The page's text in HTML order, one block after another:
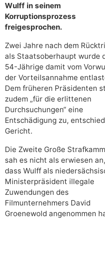
Wulff in seinem
Korruptionsprozess
freigesprochen.
Zwei Jahre nach dem
als Staatsoberhaupt wurde
54-Jährige damit vom
der Vorteilsannahme
Dem früheren Präsidenten
zudem „für die erlittenen
Durchsuchungen“ eine
Entschädigung zu,
Gericht.
Die Zweite Große
sah es nicht als erwiesen an,
dass Wulff als
Ministerpräsident illegale
Zuwendungen des
Filmunternehmers David
Groenewold angenommen